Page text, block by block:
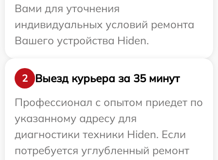
Вами для уточнения
индивидуальных условий ремонта
Вашего устройства Hiden.
2
Выезд курьера за 35 минут
Профессионал с опытом приедет по
указанному адресу для
диагностики техники Hiden. Если
потребуется углубленный ремонт